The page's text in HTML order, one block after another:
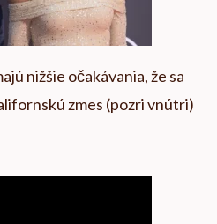
nižšie očakávania, že sa
zmes (pozri vnútri)